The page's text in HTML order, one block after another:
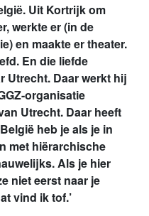
Uit Kortrijk om
werkte er (in de
en maakte er theater.
En die liefde
Utrecht. Daar werkt hij
organisatie
Utrecht. Daar heeft
heb je als je in
met hiërarchische
Als je hier
niet eerst naar je
vind ik tof.’